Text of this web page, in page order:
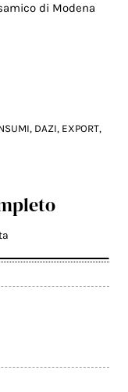
di Modena
, DAZI, EXPORT,